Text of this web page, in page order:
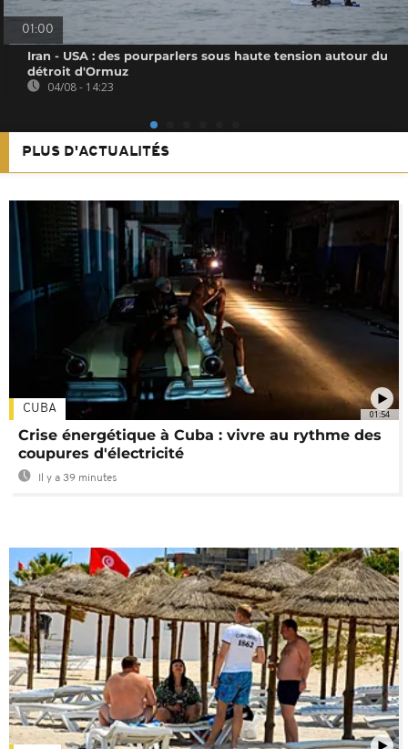
01:00
Iran - USA : des pourparlers sous haute tension autour du
détroit d'Ormuz
04/08 - 14:23
PLUS D'ACTUALITÉS
01:54
CUBA
Crise énergétique à Cuba : vivre au rythme des
coupures d'électricité
Il y a 39 minutes